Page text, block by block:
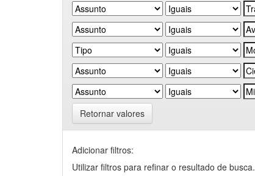
Retornar valores
Adicionar filtros:
Utilizar filtros para refinar o resultado de busca.